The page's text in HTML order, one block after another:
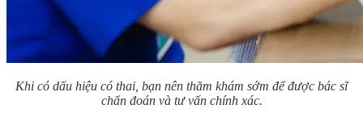
Khi có dấu hiệu có thai, bạn nên thăm khám sớm để được bác sĩ
chẩn đoán và tư vấn chính xác.